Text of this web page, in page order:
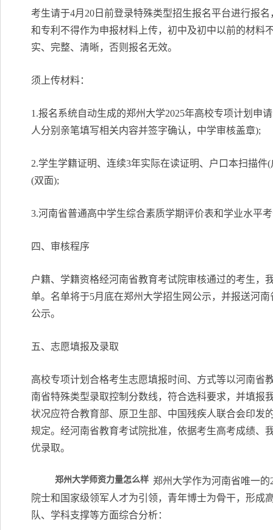
考生请于4月20日前登录特殊类型招生报名平台进行报
和专利不得作为申报材料上传，初中及初中以前的材料
实、完整、清晰，否则报名无效。
须上传材料：
1.报名系统自动生成的郑州大学2025年高校专项计划申
人分别亲笔填写相关内容并签字确认，中学审核盖章);
2.学生学籍证明、连续3年实际在读证明、户口本扫描
(双面);
3.河南省普通高中学生综合素质学期评价表和学业水平
四、审核程序
户籍、学籍资格经河南省教育考试院审核通过的考生，
单。名单将于5月底在郑州大学招生网公示，并报送河
公示。
五、志愿填报及录取
高校专项计划合格考生志愿填报时间、方式等以河南省
南省特殊类型录取控制分数线，符合选科要求，并填报
状况应符合教育部、原卫生部、中国残疾人联合会印发
规定。经河南省教育考试院批准，依据考生高考成绩、
优录取。
郑州大学师资力量怎么样 郑州大学作为河南省唯一
院士和国家级领军人才为引领，青年博士为骨干，形成
队、学科支撑等方面综合分析：